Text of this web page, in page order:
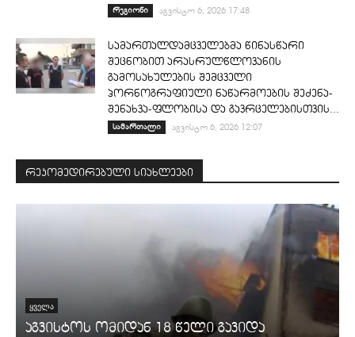
რეგიონი აგვისტო 6, 2026 17:48
სამართალდამცველებმა წინასწარი
შეცნობით არასრულწლოვანის
გამოსახულების შემცველი
პორნოგრაფიული ნაწარმოების შეძენა-
შენახვა-ფლობისა და გავრცელებისთვის...
სამართალი აგვისტო 6, 2026 12:07
რეკომედირებული სიახლეები
ᲧᲕᲔᲚᲐ
აგვისტოს ომიდან 18 წელი გავიდა